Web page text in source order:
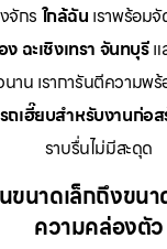
จักร ใกล้ฉัน เราพร้อม
ฉะเชิงเทรา จันทบุรีแ
าน เราการันตีความพ
รถเฮี๊ยบสำหรับงานก่อส
ราบรื่นไม่มีสะดุด
ขนาดเล็กถึงขน
ความคล่องตัว